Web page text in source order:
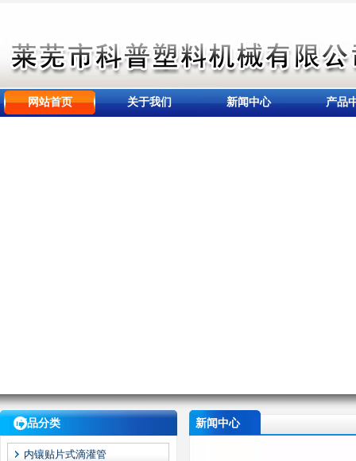
网站首页 关于我们 新闻中心 产品
产品分类
内镶贴片式滴灌管
新闻中心